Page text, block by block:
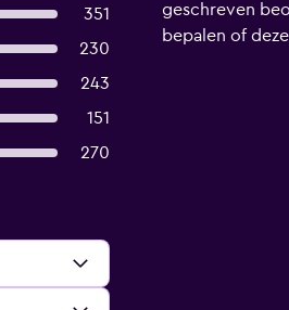
351
230
243
151
270
geschreven
bepalen of